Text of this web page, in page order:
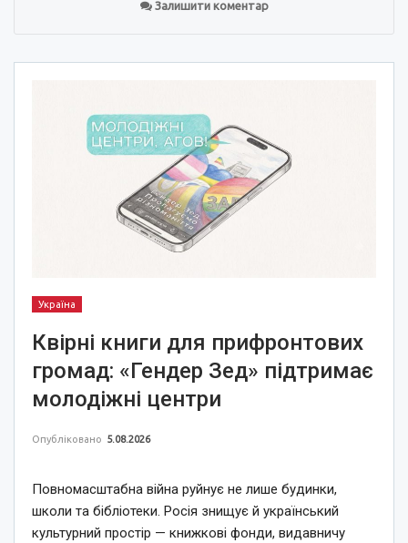
Залишити коментар
Україна
Квірні книги для прифронтових
громад: «Гендер Зед» підтримає
молодіжні центри
Опубліковано 5.08.2026
Повномасштабна війна руйнує не лише будинки,
школи та бібліотеки. Росія знищує й український
культурний простір — книжкові фонди, видавничу